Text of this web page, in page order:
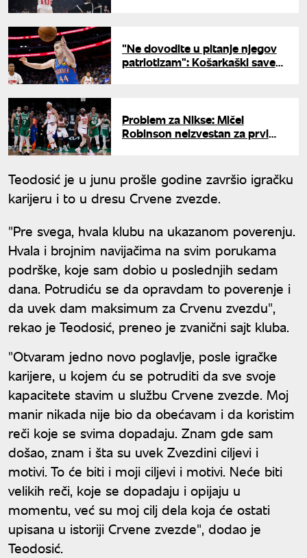
"Ne dovodite u pitanje njegov
patriotizam": Košarkaški savez
Problem za Nikse: Mičel
Robinson neizvestan za prvi
Teodosić je u junu prošle godine završio igračku
karijeru i to u dresu Crvene zvezde.
"Pre svega, hvala klubu na ukazanom poverenju.
Hvala i brojnim navijačima na svim porukama
podrške, koje sam dobio u poslednjih sedam
dana. Potrudiću se da opravdam to poverenje i
da uvek dam maksimum za Crvenu zvezdu",
rekao je Teodosić, preneo je zvanični sajt kluba.
"Otvaram jedno novo poglavlje, posle igračke
karijere, u kojem ću se potruditi da sve svoje
kapacitete stavim u službu Crvene zvezde. Moj
manir nikada nije bio da obećavam i da koristim
reči koje se svima dopadaju. Znam gde sam
došao, znam i šta su uvek Zvezdini ciljevi i
motivi. To će biti i moji ciljevi i motivi. Neće biti
velikih reči, koje se dopadaju i opijaju u
momentu, već su moj cilj dela koja će ostati
upisana u istoriji Crvene zvezde", dodao je
Teodosić.